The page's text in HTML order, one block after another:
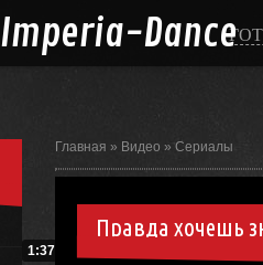
Imperia-Dance
Главная » Видео » Сериалы
Правда хочешь
1:37